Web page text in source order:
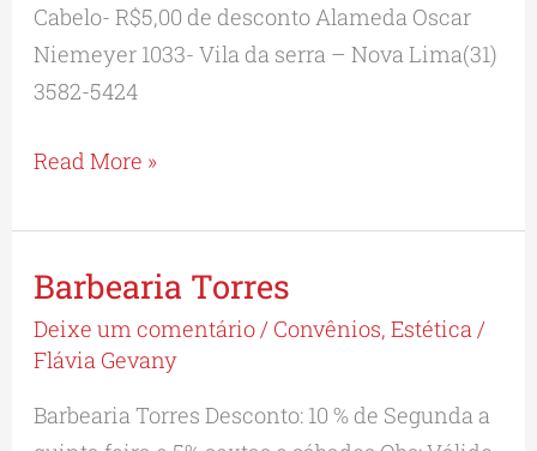
Cabelo- R$5,00 de desconto Alameda Oscar
Niemeyer 1033- Vila da serra – Nova Lima(31)
3582-5424
Read More »
Barbearia Torres
Deixe um comentário/ Convênios,Estética/
Flávia Gevany
Barbearia Torres Desconto: 10 % de Segunda a
Barbearia
Torres